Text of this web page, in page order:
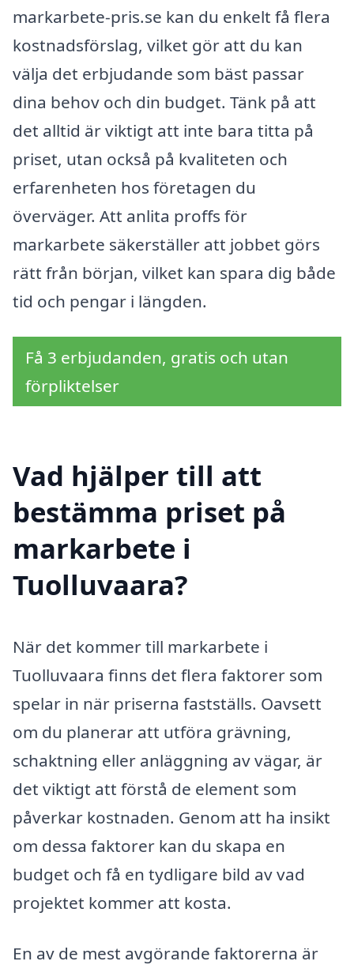
markarbete-pris.se kan du enkelt få flera
kostnadsförslag, vilket gör att du kan
välja det erbjudande som bäst passar
dina behov och din budget. Tänk på att
det alltid är viktigt att inte bara titta på
priset, utan också på kvaliteten och
erfarenheten hos företagen du
överväger. Att anlita proffs för
markarbete säkerställer att jobbet görs
rätt från början, vilket kan spara dig både
tid och pengar i längden.
Få 3 erbjudanden, gratis och utan
förpliktelser
Vad hjälper till att
bestämma priset på
markarbete i
Tuolluvaara?
När det kommer till markarbete i
Tuolluvaara finns det flera faktorer som
spelar in när priserna fastställs. Oavsett
om du planerar att utföra grävning,
schaktning eller anläggning av vägar, är
det viktigt att förstå de element som
påverkar kostnaden. Genom att ha insikt
om dessa faktorer kan du skapa en
budget och få en tydligare bild av vad
projektet kommer att kosta.
En av de mest avgörande faktorerna är